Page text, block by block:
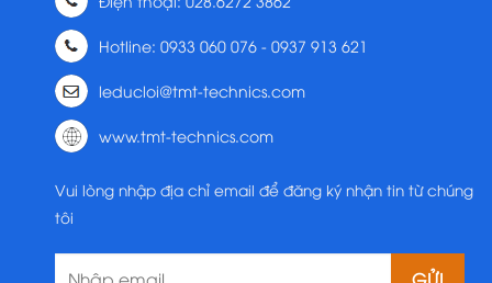
Hotline: 0933 060 076 - 0937 913 621
leducloi@tmt-technics.com
www.tmt-technics.com
Vui lòng nhập địa chỉ email để đăng ký nhận tin từ chúng
tôi